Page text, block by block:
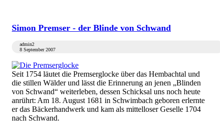
Simon Premser - der Blinde von Schwand
admin2
8 September 2007
Seit 1754 läutet die Premserglocke über das Hembachtal und
die stillen Wälder und lässt die Erinnerung an jenen „Blinden
von Schwand“ weiterleben, dessen Schicksal uns noch heute
anrührt: Am 18. August 1681 in Schwimbach geboren erlernte
er das Bäckerhandwerk und kam als mittelloser Geselle 1704
nach Schwand.